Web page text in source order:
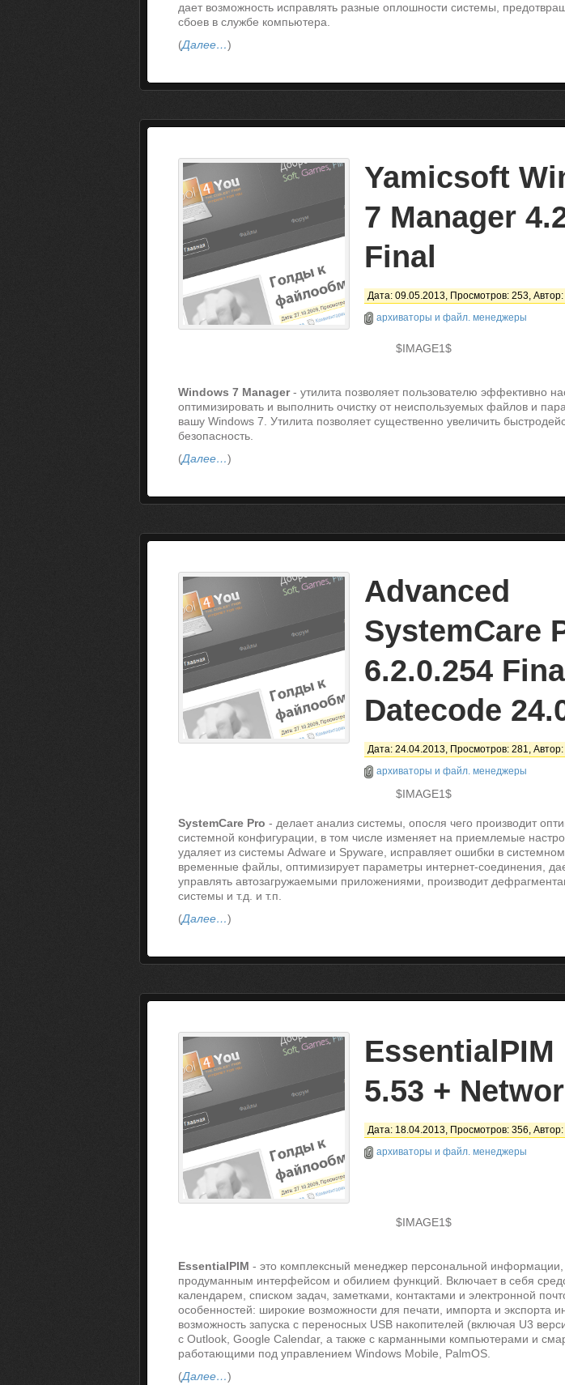
дает возможность исправлять разные оплошности системы,
сбоев в службе компьютера.
(Далее…)
Yamicsoft
7 Manager
Final
Дата: 09.05.2013, Просмотров: 253, Автор:
архиваторы и файл. менеджеры
$IMAGE1$
Windows 7 Manager- утилита позволяет пользователю эффективно
оптимизировать и выполнить очистку от неиспользуемых файлов и
вашу Windows 7. Утилита позволяет существенно увеличить
безопасность.
(Далее…)
Advanced
SystemCare
6.2.0.254 Final
Datecode
Дата: 24.04.2013, Просмотров: 281, Автор:
архиваторы и файл. менеджеры
$IMAGE1$
SystemCare Pro - делает анализ системы, опосля чего производит
системной конфигурации, в том числе изменяет на приемлемые
удаляет из системы Adware и Spyware, исправляет ошибки в
временные файлы, оптимизирует параметры интернет-соединения,
управлять автозагружаемыми приложениями, производит
системы и т.д. и т.п.
(Далее…)
EssentialPIM
5.53 +
Дата: 18.04.2013, Просмотров: 356, Автор:
архиваторы и файл. менеджеры
$IMAGE1$
EssentialPIM - это комплексный менеджер персональной
продуманным интерфейсом и обилием функций. Включает в себя
календарем, списком задач, заметками, контактами и электронной
особенностей: широкие возможности для печати, импорта и экспорта
возможность запуска с переносных USB накопителей (включая U3
с Outlook, Google Calendar, а также с карманными компьютерами и
работающими под управлением Windows Mobile, PalmOS.
(Далее…)